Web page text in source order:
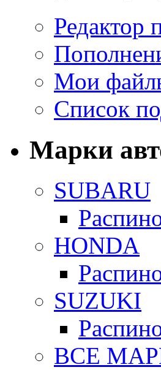
Редактор
Мои
Список
Марки
SUBARU
HONDA
SUZUKI
ВСЕ